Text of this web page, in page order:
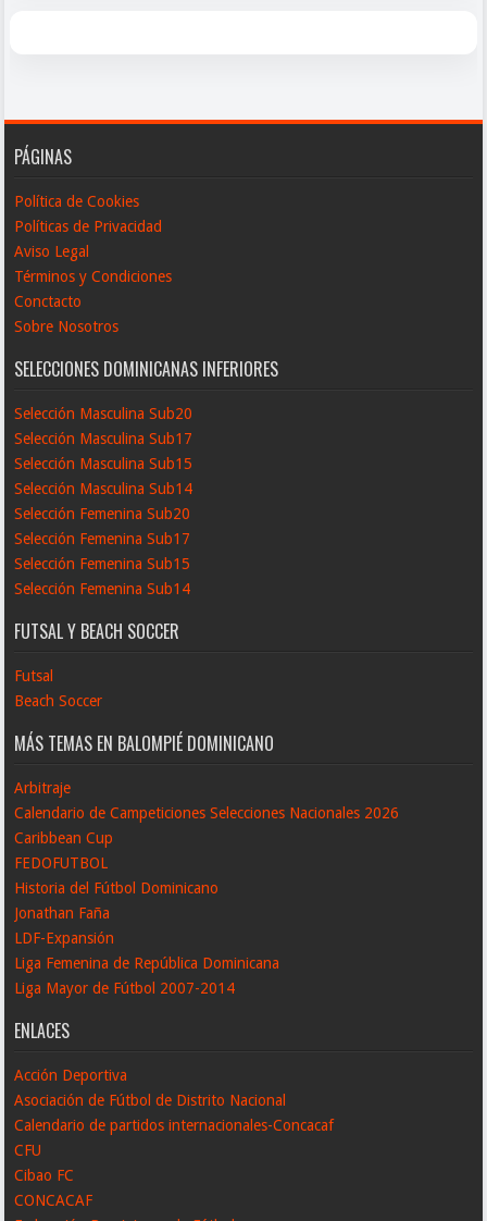
PÁGINAS
Política de Cookies
Políticas de Privacidad
Aviso Legal
Términos y Condiciones
Conctacto
Sobre Nosotros
SELECCIONES DOMINICANAS INFERIORES
Selección Masculina Sub20
Selección Masculina Sub17
Selección Masculina Sub15
Selección Masculina Sub14
Selección Femenina Sub20
Selección Femenina Sub17
Selección Femenina Sub15
Selección Femenina Sub14
FUTSAL Y BEACH SOCCER
Futsal
Beach Soccer
MÁS TEMAS EN BALOMPIÉ DOMINICANO
Arbitraje
Calendario de Campeticiones Selecciones Nacionales 2026
Caribbean Cup
FEDOFUTBOL
Historia del Fútbol Dominicano
Jonathan Faña
LDF-Expansión
Liga Femenina de República Dominicana
Liga Mayor de Fútbol 2007-2014
ENLACES
Acción Deportiva
Asociación de Fútbol de Distrito Nacional
Calendario de partidos internacionales-Concacaf
CFU
Cibao FC
CONCACAF